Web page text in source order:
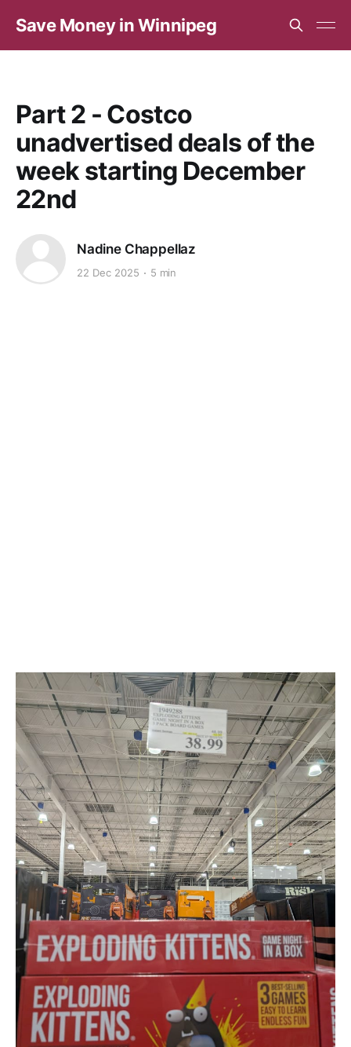
Save Money in Winnipeg
Part 2 - Costco
unadvertised deals of the
week starting December
22nd
Nadine Chappellaz
22 Dec 2025 5 min